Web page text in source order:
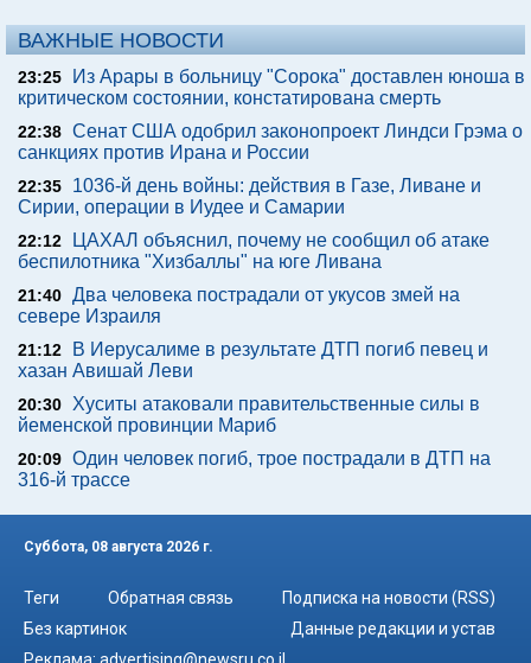
ВАЖНЫЕ НОВОСТИ
23:25
Из Арары в больницу "Сорока" доставлен юноша в
критическом состоянии, констатирована смерть
22:38 Сенат США одобрил законопроект Линдси Грэма о
санкциях против Ирана и России
22:35
1036-й день войны: действия в Газе, Ливане и
Сирии, операции в Иудее и Самарии
22:12
ЦАХАЛ объяснил, почему не сообщил об атаке
беспилотника "Хизбаллы" на юге Ливана
21:40 Два человека пострадали от укусов змей на
севере Израиля
21:12
В Иерусалиме в результате ДТП погиб певец и
хазан Авишай Леви
20:30
Хуситы атаковали правительственные силы в
йеменской провинции Мариб
20:09 Один человек погиб, трое пострадали в ДТП на
316-й трассе
Суббота, 08 августа 2026 г.
Теги Обратная связь
Подписка на новости (RSS)
Без картинок
Данные редакции и устав
Реклама: advertising@newsru.co.il